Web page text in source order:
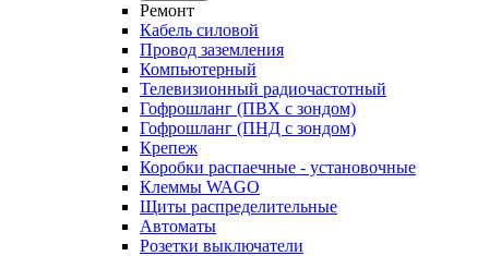
Ремонт
Кабель силовой
Провод заземления
Компьютерный
Телевизионный радиочастотный
Гофрошланг (ПВХ с зондом)
Гофрошланг (ПНД с зондом)
Крепеж
Коробки распаечные - установочные
Клеммы WAGO
Щиты распределительные
Автоматы
Розетки выключатели